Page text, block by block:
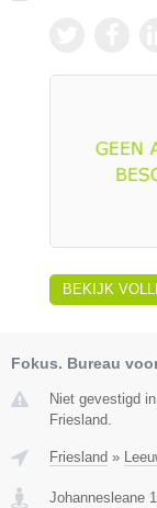
BEKIJK
Fokus. Bureau
Niet gevestigd
Friesland.
Friesland »
Johannesleane 1